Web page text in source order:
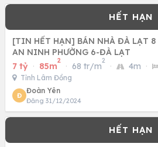
[TIN HẾT HẠN] BÁN NHÀ ĐÀ LẠT 8
AN NINH PHƯỜNG 6-ĐÀ LẠT
7 tỷ · 85m
2
· 68 tr/m
2
· 4m ·
Tỉnh Lâm Đồng
Đ
Đoàn Yên
Đăng 31/12/2024